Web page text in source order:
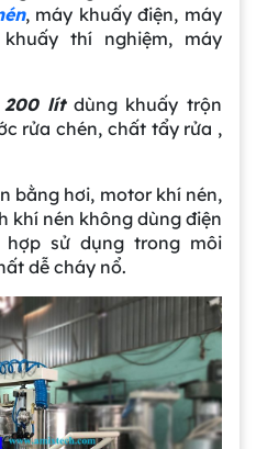
, máy khuấy điện, máy
thí nghiệm, máy
200 lítdùng khuấy trộn
rửa chén, chất tẩy rửa ,
bằng hơi, motor khí nén,
khí nén không dùng điện
sử dụng trong môi
dễ cháy nổ.